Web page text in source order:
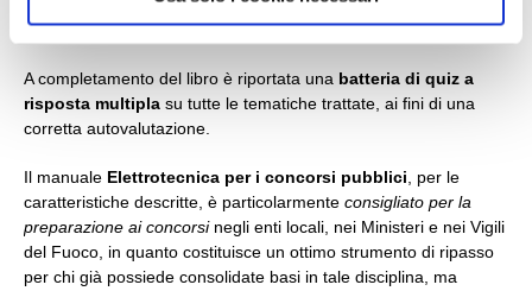
— l’accoppiamento magnetico.
A completamento del libro è riportata una batteria di quiz a
risposta multipla su tutte le tematiche trattate, ai fini di una
corretta autovalutazione.
Il manuale Elettrotecnica per i concorsi pubblici, per le
caratteristiche descritte, è particolarmente consigliato per la
preparazione ai concorsi negli enti locali, nei Ministeri e nei Vigili
del Fuoco, in quanto costituisce un ottimo strumento di ripasso
per chi già possiede consolidate basi in tale disciplina, ma